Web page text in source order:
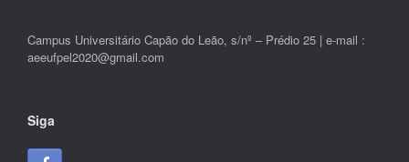
Campus Universitário Capão do Leão, s/nº – Prédio 25 | e-mail :
aeeufpel2020@gmail.com
Siga